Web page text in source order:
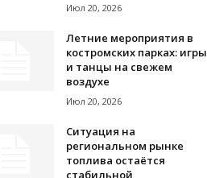
Июл 20, 2026
Летние мероприятия в
костромских парках: игры
и танцы на свежем
воздухе
Июл 20, 2026
Ситуация на
региональном рынке
топлива остаётся
стабильной